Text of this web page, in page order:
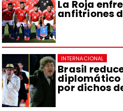
La Roja
anfitriones
Brasil
diplomático
por dichos
INTERNACIONAL